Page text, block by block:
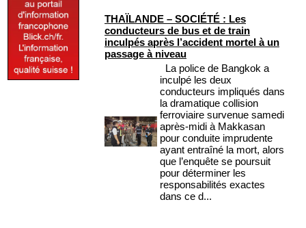
THAÏLANDE – SOCIÉTÉ : Les
conducteurs de bus et de train
inculpés après l’accident mortel à un
passage à niveau
La police de Bangkok a
inculpé les deux
conducteurs impliqués dans
la dramatique collision
ferroviaire survenue samedi
après-midi à Makkasan
pour conduite imprudente
ayant entraîné la mort, alors
que l’enquête se poursuit
pour déterminer les
responsabilités exactes
dans ce d...